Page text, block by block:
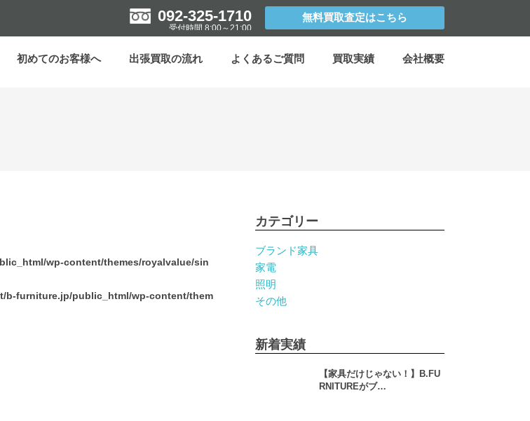
092-325-1710
受付時間 8:00～21:00
無料買取査定はこちら
初めてのお客様へ 出張買取の流れ よくあるご質問 買取実績 会社概要
wp-content/themes/royalvalue/sin
b-furniture.jp/public_html/wp-content/them
カテゴリー
ブランド家具
家電
照明
その他
新着実績
【家具だけじゃない！】B.FU
RNITUREがブ…